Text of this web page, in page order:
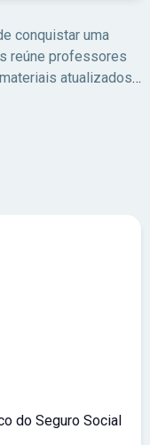
conquistar uma
reúne professores
atualizados
do Seguro Social